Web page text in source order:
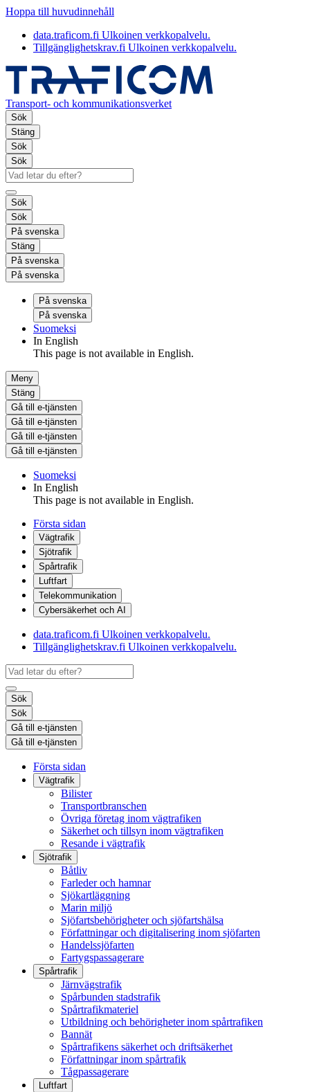
Hoppa till huvudinnehåll
data.traficom.fi Ulkoinen verkkopalvelu.
Tillgänglighetskrav.fi Ulkoinen verkkopalvelu.
Transport- och kommunikationsverket
Sök
Stäng
Sök
Sök
Sök
Sök
På svenska
Stäng
På svenska
På svenska
På svenska
På svenska
Suomeksi
In English
This page is not available in English.
Meny
Stäng
Gå till e-tjänsten
Gå till e-tjänsten
Gå till e-tjänsten
Gå till e-tjänsten
Suomeksi
In English
This page is not available in English.
Första sidan
Vägtrafik
Sjötrafik
Spårtrafik
Luftfart
Telekommunikation
Cybersäkerhet och AI
data.traficom.fi Ulkoinen verkkopalvelu.
Tillgänglighetskrav.fi Ulkoinen verkkopalvelu.
Sök
Sök
Gå till e-tjänsten
Gå till e-tjänsten
Första sidan
Vägtrafik
Bilister
Transportbranschen
Övriga företag inom vägtrafiken
Säkerhet och tillsyn inom vägtrafiken
Resande i vägtrafik
Sjötrafik
Båtliv
Farleder och hamnar
Sjökartläggning
Marin miljö
Sjöfartsbehörigheter och sjöfartshälsa
Författningar och digitalisering inom sjöfarten
Handelssjöfarten
Fartygspassagerare
Spårtrafik
Järnvägstrafik
Spårbunden stadstrafik
Spårtrafikmateriel
Utbildning och behörigheter inom spårtrafiken
Bannät
Spårtrafikens säkerhet och driftsäkerhet
Författningar inom spårtrafik
Tågpassagerare
Luftfart